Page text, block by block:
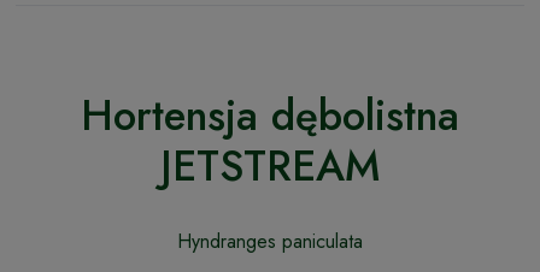
Hortensja dębolistna
JETSTREAM
Hyndranges paniculata